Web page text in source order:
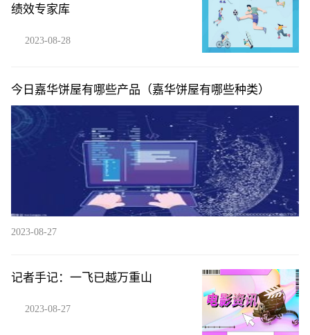
绩效专家库
2023-08-28
今日嘉华饼屋有哪些产品（嘉华饼屋有哪些种类）
2023-08-27
记者手记：一飞已越万重山
2023-08-27